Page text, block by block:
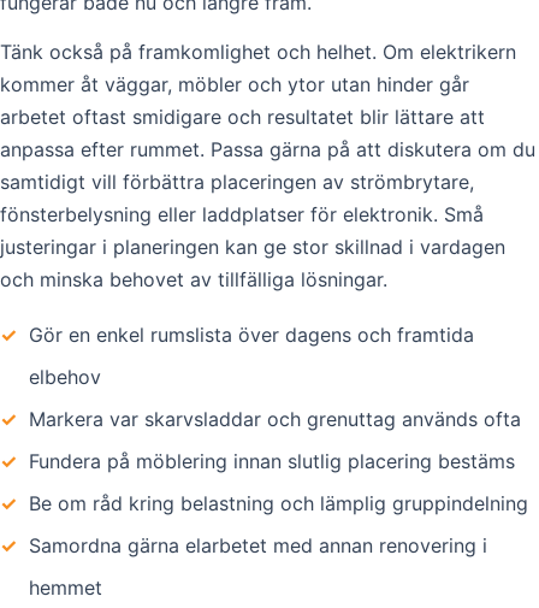
Tänk också på framkomlighet och helhet. Om elektrikern
kommer åt väggar, möbler och ytor utan hinder går
arbetet oftast smidigare och resultatet blir lättare att
anpassa efter rummet. Passa gärna på att diskutera om du
samtidigt vill förbättra placeringen av strömbrytare,
fönsterbelysning eller laddplatser för elektronik. Små
justeringar i planeringen kan ge stor skillnad i vardagen
och minska behovet av tillfälliga lösningar.
✓ Gör en enkel rumslista över dagens och framtida
elbehov
✓ Markera var skarvsladdar och grenuttag används ofta
✓ Fundera på möblering innan slutlig placering bestäms
✓ Be om råd kring belastning och lämplig gruppindelning
✓ Samordna gärna elarbetet med annan renovering i
hemmet